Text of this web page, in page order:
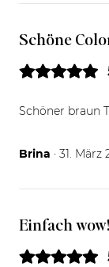
Schöne
Schöner braun
Brina 31.03.26
· 31. März
Einfach wow!